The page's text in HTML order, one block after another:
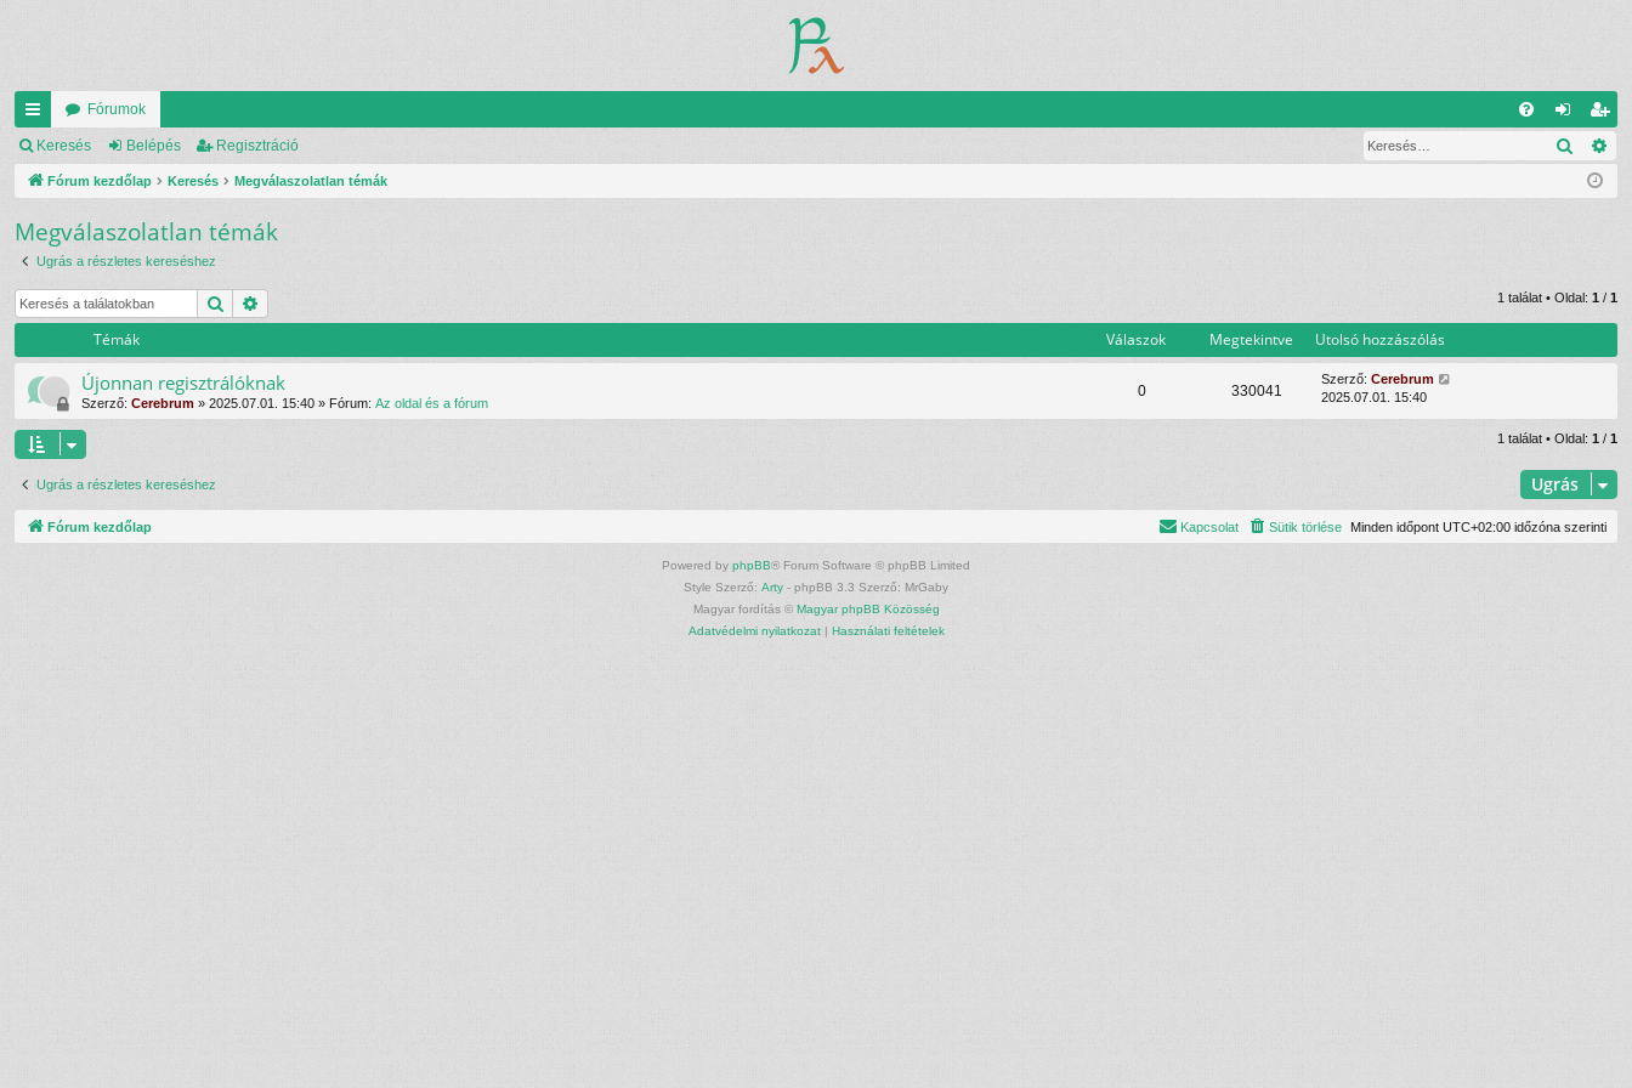
yo
rs
ke
k
Fórumok
el eg
is
ió
Keresés Belépés Regisztráció
Fórum kezdőlap Keresés Megválaszolatlan témák
Megválaszolatlan témák
Ugrás a részletes kereséshez
Keresés 1 találat • Oldal: 1 / 1
Témák Válaszok Megtekintve Utolsó hozzászólás
Újonnan regisztrálóknak
Szerző: Cerebrum » 2025.07.01. 15:40 » Fórum: Az oldal és a fórum
0 330041
Szerző: Cerebrum
2025.07.01. 15:40
1 találat • Oldal: 1 / 1
Ugrás a részletes kereséshez Ugrás
Fórum kezdőlap Minden időpont UTC+02:00 időzóna szerinti
Sütik törlése
Kapcsolat
Powered by phpBB® Forum Software © phpBB Limited
Style Szerző: Arty - phpBB 3.3 Szerző: MrGaby
Magyar fordítás © Magyar phpBB Közösség
Adatvédelmi nyilatkozat| Használati feltételek